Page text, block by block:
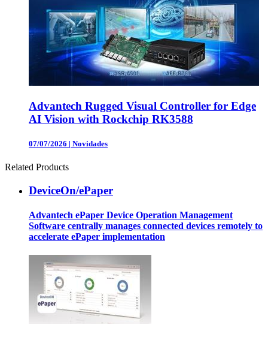
Advantech Rugged Visual Controller for Edge
AI Vision with Rockchip RK3588
07/07/2026 | Novidades
Related Products
DeviceOn/ePaper
Advantech ePaper Device Operation Management
Software centrally manages connected devices remotely to
accelerate ePaper implementation